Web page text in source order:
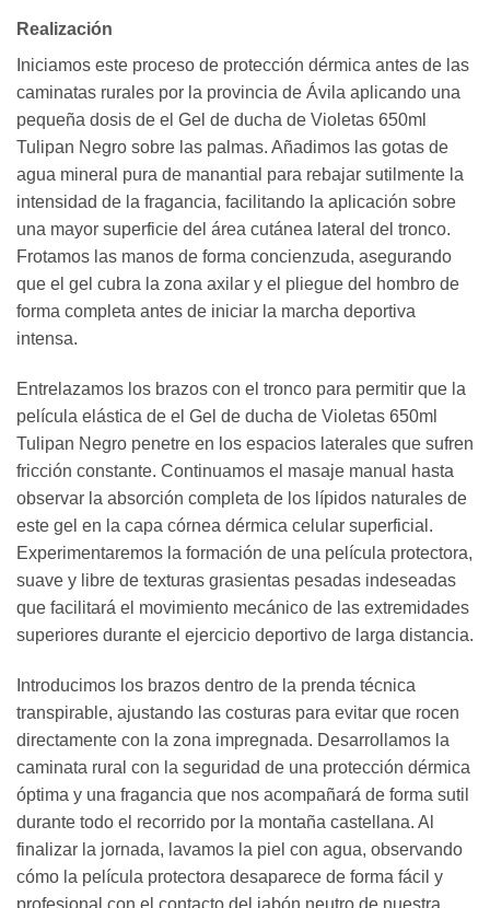
Realización
Iniciamos este proceso de protección dérmica antes de las
caminatas rurales por la provincia de Ávila aplicando una
pequeña dosis de el Gel de ducha de Violetas 650ml
Tulipan Negro sobre las palmas. Añadimos las gotas de
agua mineral pura de manantial para rebajar sutilmente la
intensidad de la fragancia, facilitando la aplicación sobre
una mayor superficie del área cutánea lateral del tronco.
Frotamos las manos de forma concienzuda, asegurando
que el gel cubra la zona axilar y el pliegue del hombro de
forma completa antes de iniciar la marcha deportiva
intensa.
Entrelazamos los brazos con el tronco para permitir que la
película elástica de el Gel de ducha de Violetas 650ml
Tulipan Negro penetre en los espacios laterales que sufren
fricción constante. Continuamos el masaje manual hasta
observar la absorción completa de los lípidos naturales de
este gel en la capa córnea dérmica celular superficial.
Experimentaremos la formación de una película protectora,
suave y libre de texturas grasientas pesadas indeseadas
que facilitará el movimiento mecánico de las extremidades
superiores durante el ejercicio deportivo de larga distancia.
Introducimos los brazos dentro de la prenda técnica
transpirable, ajustando las costuras para evitar que rocen
directamente con la zona impregnada. Desarrollamos la
caminata rural con la seguridad de una protección dérmica
óptima y una fragancia que nos acompañará de forma sutil
durante todo el recorrido por la montaña castellana. Al
finalizar la jornada, lavamos la piel con agua, observando
cómo la película protectora desaparece de forma fácil y
profesional con el contacto del jabón neutro de nuestra